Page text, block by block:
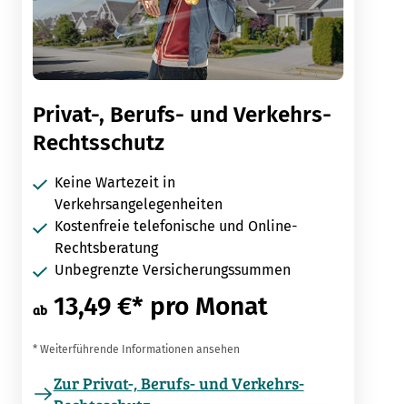
Privat-, Berufs- und Verkehrs-
Rechtsschutz
Keine Wartezeit in
Verkehrsangelegenheiten
Kostenfreie telefonische und Online-
Rechtsberatung
Unbegrenzte Versicherungssummen
ab 13,49 €* pro Monat
* Weiterführende Informationen ansehen
Zur Privat-, Berufs- und Verkehrs-